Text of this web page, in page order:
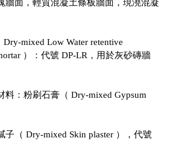
牆面，輕質混凝土條板牆面，現澆混凝
mixed Low Water retentive
）：代號 DP-LR，用於灰砂磚牆
料：粉刷石膏（ Dry-mixed Gypsum
子（ Dry-mixed Skin plaster ），代號